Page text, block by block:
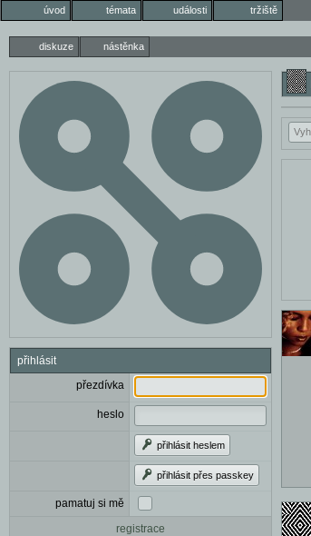
úvod témata události tržiště
diskuze nástěnka
přihlásit
přezdívka
heslo
přihlásit heslem
přihlásit přes passkey
pamatuj si mě
registrace